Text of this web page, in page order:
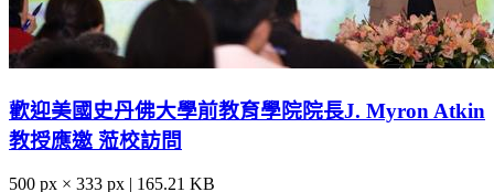
歡迎美國史丹佛大學前教育學院院長J. Myron Atkin
教授應邀 蒞校訪問
500 px × 333 px | 165.21 KB